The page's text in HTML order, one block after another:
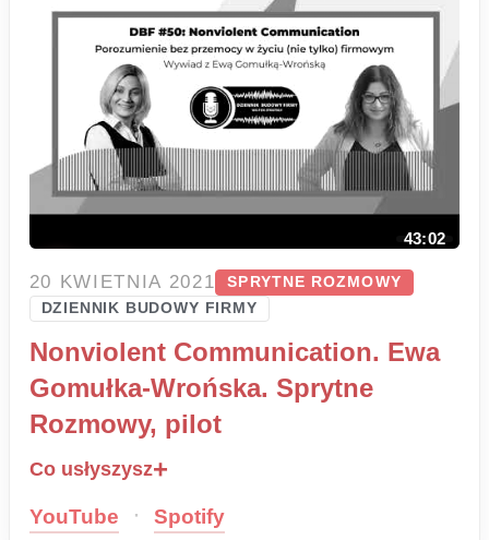
43:02
20 KWIETNIA 2021
SPRYTNE ROZMOWY
DZIENNIK BUDOWY FIRMY
Nonviolent Communication. Ewa
Gomułka-Wrońska. Sprytne
Rozmowy, pilot
Co usłyszysz
YouTube · Spotify